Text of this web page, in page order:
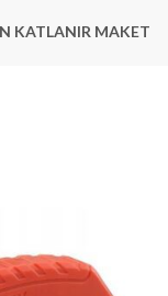
KATLANIR MAKET